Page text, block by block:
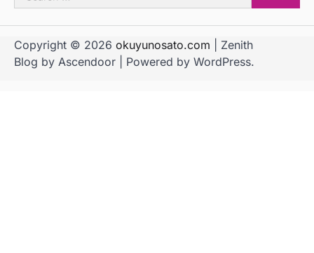
for:
Copyright © 2026 okuyunosato.com | Zenith
Blog by Ascendoor | Powered by WordPress.